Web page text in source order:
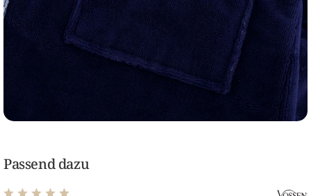
Passend dazu